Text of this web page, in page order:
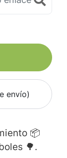
envío)
📦
🌳.